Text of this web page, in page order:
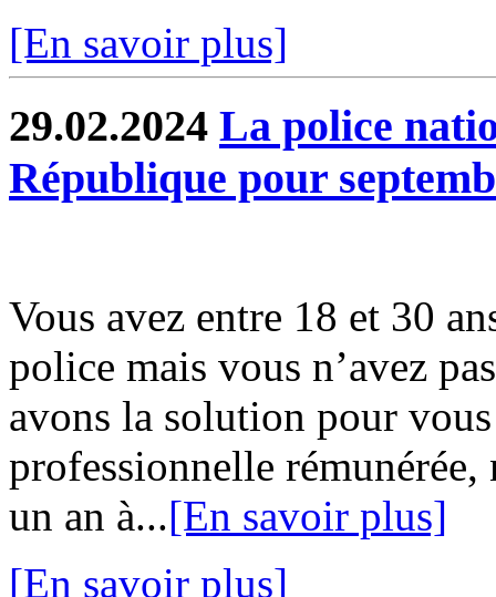
[En savoir plus]
29.02.2024 La police
République pour
Vous avez entre 18 et 30
police mais vous n’avez
avons la solution pour
professionnelle
un an à...[En savoir plus]
[En savoir plus]